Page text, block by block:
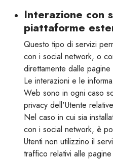
Interazione con
piattaforme
Questo tipo di servizi
con i social network, o
direttamente dalle
Le interazioni e le
Web sono in ogni caso
privacy dell'Utente
Nel caso in cui sia
con i social network, è
Utenti non utilizzino il
traffico relativi alle